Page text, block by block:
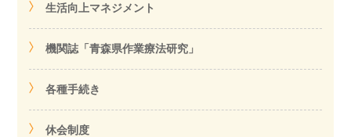
生活向上マネジメント
機関誌「青森県作業療法研究」
各種手続き
休会制度